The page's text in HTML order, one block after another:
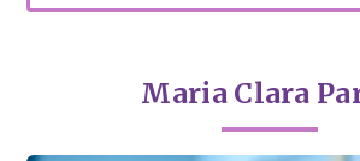
Maria Clara